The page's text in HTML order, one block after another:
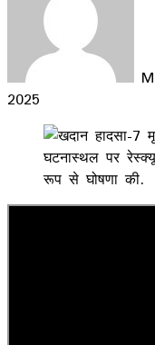
2025
Facebook
LinkedIn
WhatsApp
Telegram